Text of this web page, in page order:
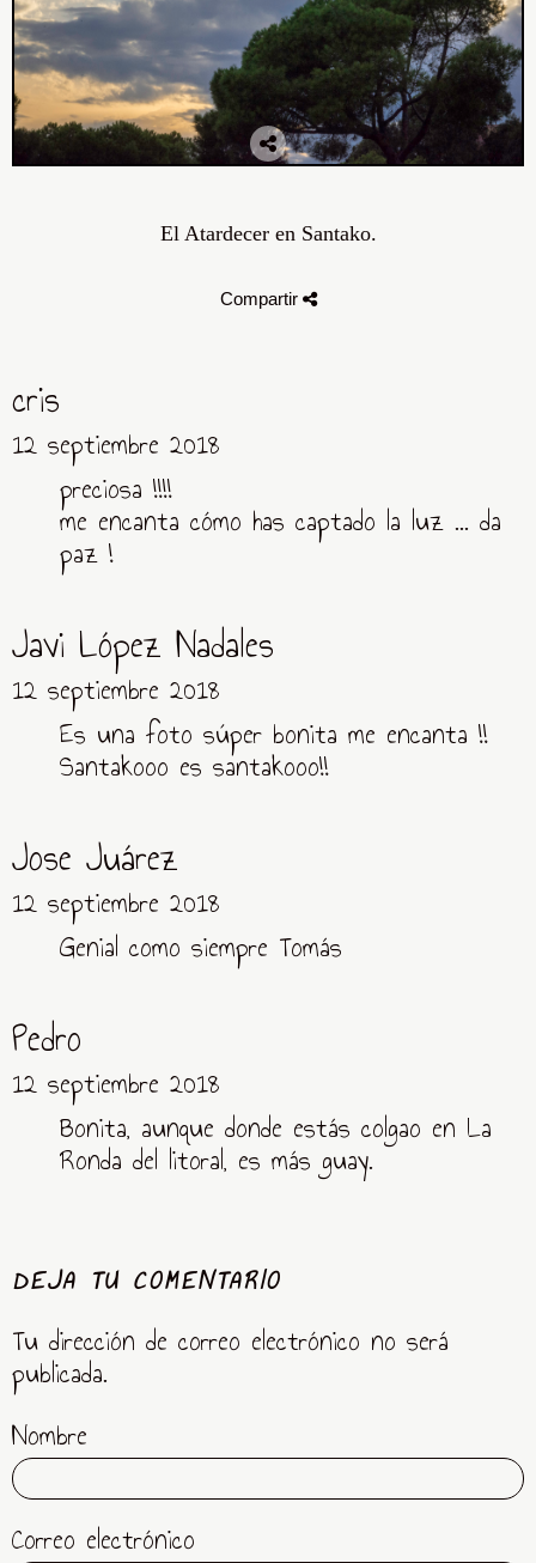
El Atardecer en Santako.
Compartir
cris
12 septiembre 2018
preciosa !!!!
me encanta cómo has captado la luz ... da
paz !
Javi López Nadales
12 septiembre 2018
Es una foto súper bonita me encanta !!
Santakooo es santakooo!!
Jose Juárez
12 septiembre 2018
Genial como siempre Tomás
Pedro
12 septiembre 2018
Bonita, aunque donde estás colgao en La
Ronda del litoral, es más guay.
DEJA TU COMENTARIO
Tu dirección de correo electrónico no será
publicada.
Nombre
Correo electrónico